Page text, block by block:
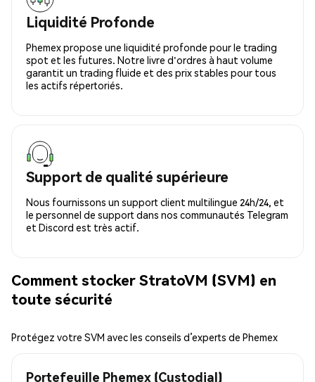
Liquidité Profonde
Phemex propose une liquidité profonde pour le trading
spot et les futures. Notre livre d'ordres à haut volume
garantit un trading fluide et des prix stables pour tous
les actifs répertoriés.
Support de qualité supérieure
Nous fournissons un support client multilingue 24h/24, et
le personnel de support dans nos communautés Telegram
et Discord est très actif.
Comment stocker StratoVM (SVM) en
toute sécurité
Protégez votre SVM avec les conseils d’experts de Phemex
Portefeuille Phemex (Custodial)